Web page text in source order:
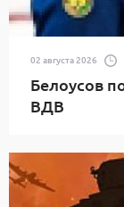
02 августа 2026
Белоусов
ВДВ